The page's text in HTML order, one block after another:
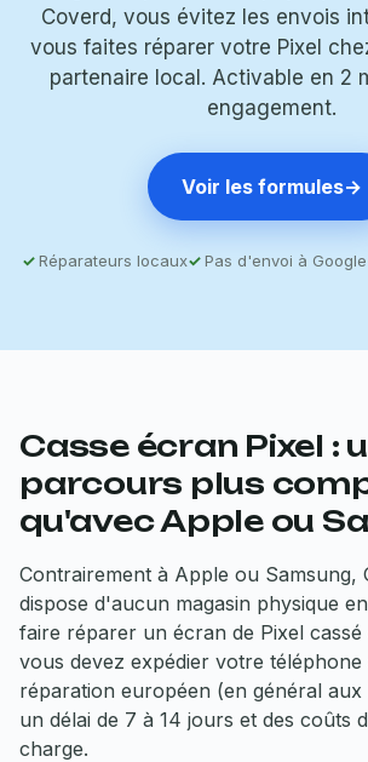
Coverd, vous évitez les envois
vous faites réparer votre Pixel
partenaire local. Activable en 2
engagement.
Voir les formules→
Réparateurs locaux Pas d'envoi à Google
Casse écran Pixel :
parcours plus
qu'avec Apple ou
Contrairement à Apple ou Samsung,
dispose d'aucun magasin physique
faire réparer un écran de Pixel cassé
vous devez expédier votre
réparation européen (en général aux
un délai de 7 à 14 jours et des coûts
charge.